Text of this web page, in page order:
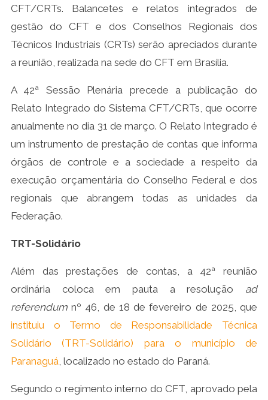
CFT/CRTs. Balancetes e relatos integrados de
gestão do CFT e dos Conselhos Regionais dos
Técnicos Industriais (CRTs) serão apreciados durante
a reunião, realizada na sede do CFT em Brasília.
A 42ª Sessão Plenária precede a publicação do
Relato Integrado do Sistema CFT/CRTs, que ocorre
anualmente no dia 31 de março. O Relato Integrado é
um instrumento de prestação de contas que informa
órgãos de controle e a sociedade a respeito da
execução orçamentária do Conselho Federal e dos
regionais que abrangem todas as unidades da
Federação.
TRT-Solidário
Além das prestações de contas, a 42ª reunião
ordinária coloca em pauta a resolução ad
referendumnº 46, de 18 de fevereiro de 2025, que
instituiu o Termo de Responsabilidade Técnica
Solidário (TRT-Solidário) para o município de
Paranaguá, localizado no estado do Paraná.
Segundo o regimento interno do CFT, aprovado pela